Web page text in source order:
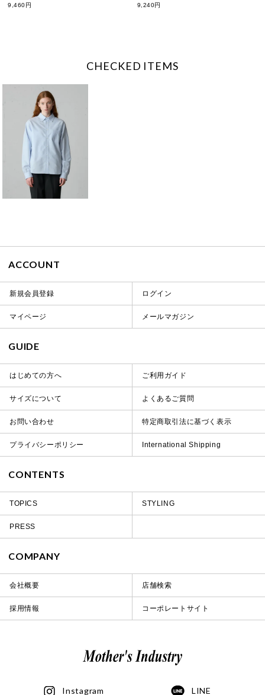
9,460円 9,240円
CHECKED ITEMS
ACCOUNT
新規会員登録 ログイン
マイページ メールマガジン
GUIDE
はじめての方へ ご利用ガイド
サイズについて よくあるご質問
お問い合わせ 特定商取引法に基づく表示
プライバシーポリシー International Shipping
CONTENTS
TOPICS STYLING
PRESS
COMPANY
会社概要 店舗検索
採用情報 コーポレートサイト
Instagram LINE